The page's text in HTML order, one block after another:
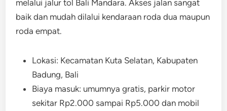
melalui jalur tol Bali Mandara. Akses jalan sangat
baik dan mudah dilalui kendaraan roda dua maupun
roda empat.
Lokasi: Kecamatan Kuta Selatan, Kabupaten
Badung, Bali
Biaya masuk: umumnya gratis, parkir motor
sekitar Rp2.000 sampai Rp5.000 dan mobil